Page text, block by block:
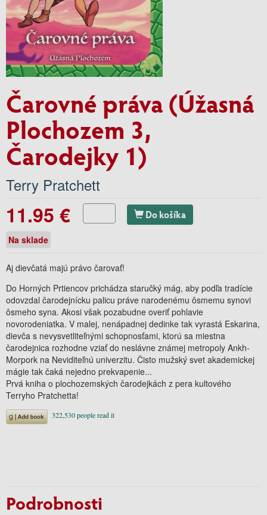
Čarovné práva (Úžasná
Plochozem 3,
Čarodejky 1)
Terry Pratchett
11.95 € Do košíka
Na sklade
Aj dievčatá majú právo čarovať!
Do Horných Prtiencov prichádza staručký mág, aby podľa tradície
odovzdal čarodejnícku palicu práve narodenému ôsmemu synovi
ôsmeho syna. Akosi však pozabudne overiť pohlavie
novorodeniatka. V malej, nenápadnej dedinke tak vyrastá Eskarina,
dievča s nevysvetliteľnými schopnosťami, ktorú sa miestna
čarodejnica rozhodne vziať do neslávne známej metropoly Ankh-
Morpork na Neviditeľnú univerzitu. Čisto mužský svet akademickej
mágie tak čaká nejedno prekvapenie...
Prvá kniha o plochozemských čarodejkách z pera kultového
Terryho Pratchetta!
Podrobnosti